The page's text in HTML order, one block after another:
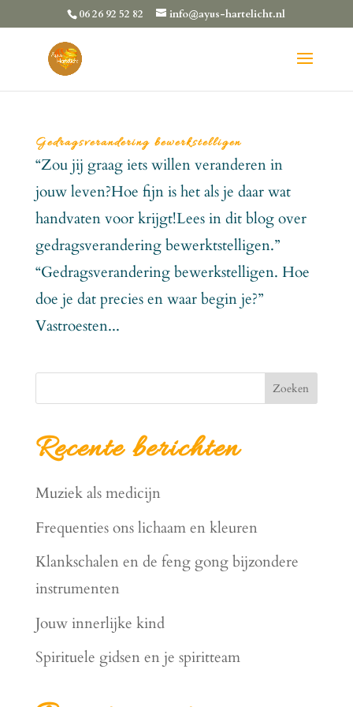
06 26 92 52 82 info@ayus-hartelicht.nl
Gedragsverandering bewerkstelligen
“Zou jij graag iets willen veranderen in
jouw leven?Hoe fijn is het als je daar wat
handvaten voor krijgt!Lees in dit blog over
gedragsverandering bewerktstelligen.”
“Gedragsverandering bewerkstelligen. Hoe
doe je dat precies en waar begin je?”
Vastroesten...
Zoeken
Recente berichten
Muziek als medicijn
Frequenties ons lichaam en kleuren
Klankschalen en de feng gong bijzondere
instrumenten
Jouw innerlijke kind
Spirituele gidsen en je spiritteam